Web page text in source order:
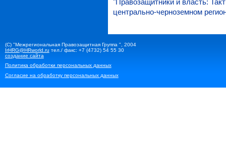
центрально-черноземном
(С) "Межрегиональная Правозащитная Группа ", 2004
IrHRG@HRworld.ru тел./ факс: +7 (4732) 54 55 30
создание сайта
Политика обработки персональных данных
Согласие на обработку персональных данных